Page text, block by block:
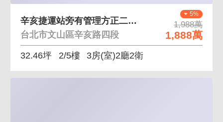
5%
1,988萬
1,888萬
辛亥捷運站旁有管理方正二樓 近捷運 鄰未來公園 有
台北市文山區辛亥路四段
32.46坪 2/5樓 3房(室)2廳2衛